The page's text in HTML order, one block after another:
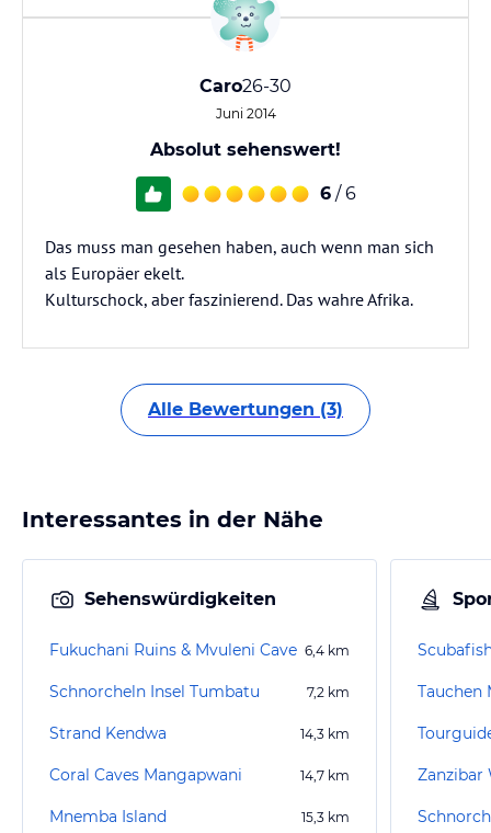
Caro26-30
Juni 2014
Absolut sehenswert!
6 / 6
Das muss man gesehen haben, auch wenn man sich
als Europäer ekelt.
Kulturschock, aber faszinierend. Das wahre Afrika.
Alle Bewertungen (3)
Interessantes in der Nähe
Sehenswürdigkeiten
Fukuchani Ruins & Mvuleni Cave 6,4 km
Schnorcheln Insel Tumbatu 7,2 km
Strand Kendwa 14,3 km
Coral Caves Mangapwani 14,7 km
Mnemba Island 15,3 km
Tauchen
Zanzibar